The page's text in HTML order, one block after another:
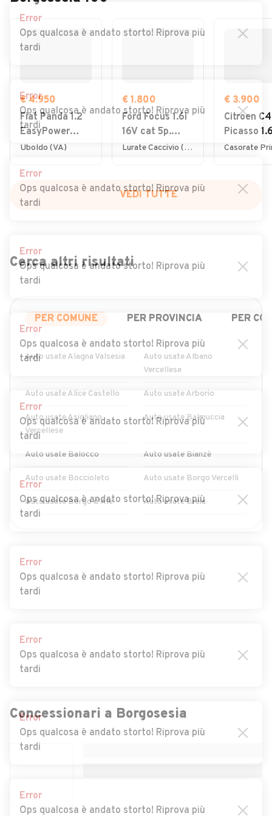
€ 4.950
Fiat Panda 1.2
EasyPower
Lounge
Uboldo (VA)
€ 1.800
Ford Focus 1.6i
16V cat 5p.
Ambiente
Lurate Caccivio (CO)
€ 3.900
Citroen C4
Picasso
7posti
VEDI TUTTE
Cerca altri risultati
PER COMUNE PER PROVINCIA PER
Auto usate Alagna Valsesia
Auto usate Albano
Vercellese
Auto usate Alice Castello Auto usate Arborio
Auto usate Asigliano
Vercellese
Auto usate Balmuccia
Auto usate Balocco Auto usate Bianzè
Auto usate Boccioleto Auto usate Borgo Vercelli
Auto usate Borgo d'Ale Auto usate Breia
Auto usate Caresanablot Auto usate Carisio
Auto usate Civiasco Auto usate Collobiano
Auto usate Desana Auto usate Fobello
Auto usate Fontanetto Po
Auto usate Greggio
Concessionari aBorgosesia
Error
Ops qualcosa è andato storto! Riprova più
tardi
Error
Ops qualcosa è andato storto! Riprova più
tardi
Error
Ops qualcosa è andato storto! Riprova più
tardi
Error
Ops qualcosa è andato storto! Riprova più
tardi
Error
Ops qualcosa è andato storto! Riprova più
tardi
Error
Ops qualcosa è andato storto! Riprova più
tardi
Error
Ops qualcosa è andato storto! Riprova più
tardi
Error
Ops qualcosa è andato storto! Riprova più
tardi
Error
Ops qualcosa è andato storto! Riprova più
tardi
Error
Ops qualcosa è andato storto! Riprova più
tardi
Error
Ops qualcosa è andato storto! Riprova più